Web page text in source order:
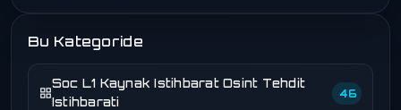
Bu Kategoride
Soc L1 Kaynak Istihbarat Osint Tehdit
Istihbarati
46